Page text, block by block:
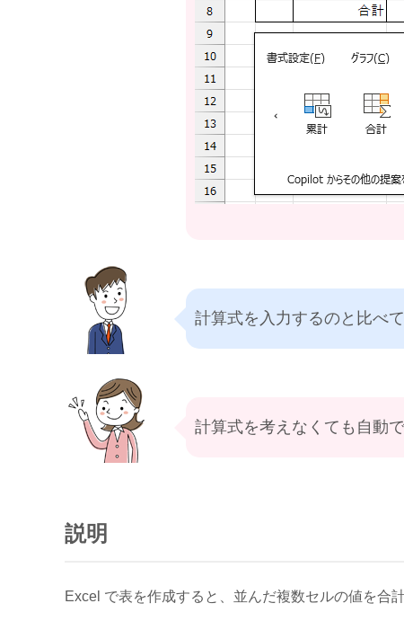
計算式を入力するのと比べ
計算式を考えなくても自動
説明
Excel で表を作成すると、並んだ複数セルの値を合